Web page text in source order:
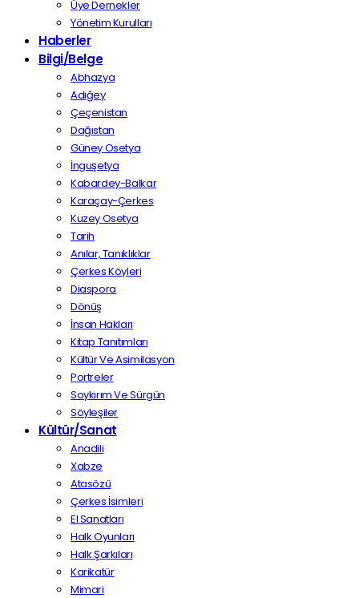
Üye Dernekler
Yönetim Kurulları
Haberler
Bilgi/Belge
Abhazya
Adığey
Çeçenistan
Dağıstan
Güney Osetya
İnguşetya
Kabardey-Balkar
Karaçay-Çerkes
Kuzey Osetya
Tarih
Anılar, Tanıklıklar
Çerkes Köyleri
Diaspora
Dönüş
İnsan Hakları
Kitap Tanıtımları
Kültür Ve Asimilasyon
Portreler
Soykırım Ve Sürgün
Söyleşiler
Kültür/Sanat
Anadili
Xabze
Atasözü
Çerkes İsimleri
El Sanatları
Halk Oyunları
Halk Şarkıları
Karikatür
Mimari